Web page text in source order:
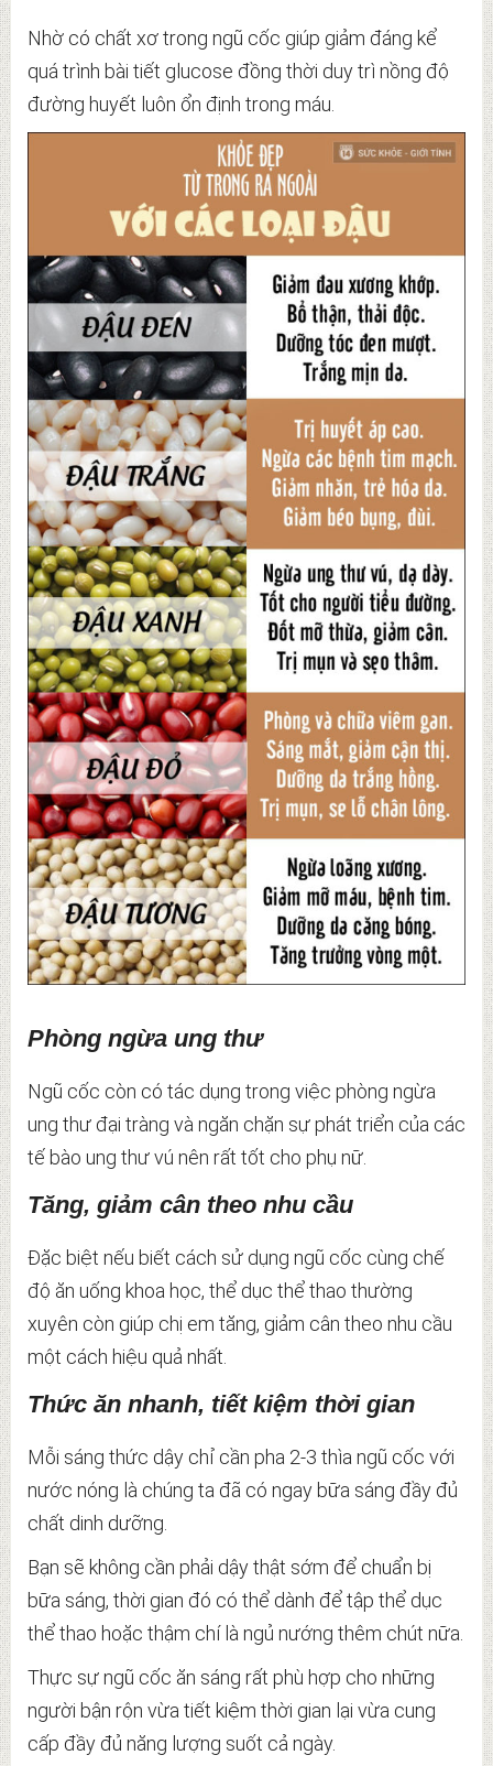
Nhờ có chất xơ trong ngũ cốc giúp giảm đáng kể
quá trình bài tiết glucose đồng thời duy trì nồng độ
đường huyết luôn ổn định trong máu.
Phòng ngừa ung thư
Ngũ cốc còn có tác dụng trong việc phòng ngừa
ung thư đại tràng và ngăn chặn sự phát triển của các
tế bào ung thư vú nên rất tốt cho phụ nữ.
Tăng, giảm cân theo nhu cầu
Đặc biệt nếu biết cách sử dụng ngũ cốc cùng chế
độ ăn uống khoa học, thể dục thể thao thường
xuyên còn giúp chị em tăng, giảm cân theo nhu cầu
một cách hiệu quả nhất.
Thức ăn nhanh, tiết kiệm thời gian
Mỗi sáng thức dậy chỉ cần pha 2-3 thìa ngũ cốc với
nước nóng là chúng ta đã có ngay bữa sáng đầy đủ
chất dinh dưỡng.
Bạn sẽ không cần phải dậy thật sớm để chuẩn bị
bữa sáng, thời gian đó có thể dành để tập thể dục
thể thao hoặc thậm chí là ngủ nướng thêm chút nữa.
Thực sự ngũ cốc ăn sáng rất phù hợp cho những
người bận rộn vừa tiết kiệm thời gian lại vừa cung
cấp đầy đủ năng lượng suốt cả ngày.